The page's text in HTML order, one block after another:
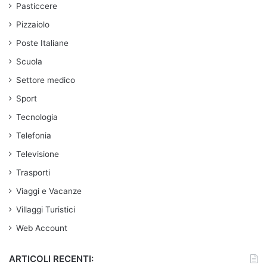
Pasticcere
Pizzaiolo
Poste Italiane
Scuola
Settore medico
Sport
Tecnologia
Telefonia
Televisione
Trasporti
Viaggi e Vacanze
Villaggi Turistici
Web Account
ARTICOLI RECENTI: